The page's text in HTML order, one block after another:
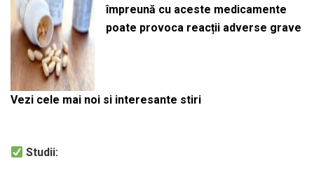
împreună cu aceste medicamente
poate provoca reacții adverse grave
Vezi cele mai noi si interesante stiri
Studii: